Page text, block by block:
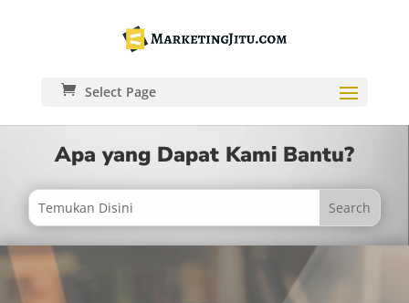
Select Page
Apa yang Dapat Kami Bantu?